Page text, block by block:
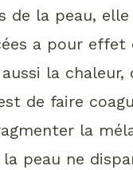
la peau,
a pour
la
de faire
la
peau ne